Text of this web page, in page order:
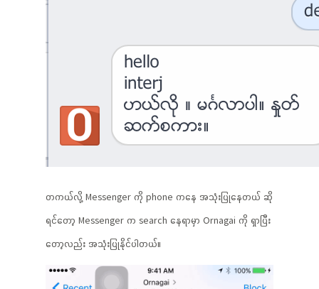
တကယ်လို့ Messenger ကို phone ကနေ အသုံးပြုနေတယ် ဆို
ရင်တော့ Messenger က search နေရာမှာ Ornagai ကို ရှာပြီး
တော့လည်း အသုံးပြုနိုင်ပါတယ်။